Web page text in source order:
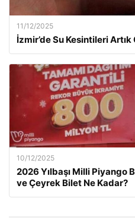
11/12/2025
İzmir’de Su Kesintileri
10/12/2025
2026 Yılbaşı Milli Piyango
ve Çeyrek Bilet Ne Kadar?